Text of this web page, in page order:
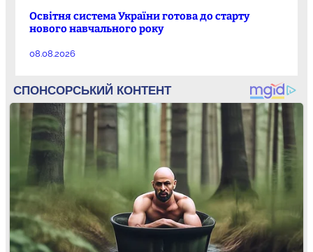
Освітня система України готова до старту
нового навчального року
08.08.2026